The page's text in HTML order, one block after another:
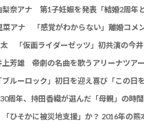
周年、持田香織が選んだ「母親」の時間